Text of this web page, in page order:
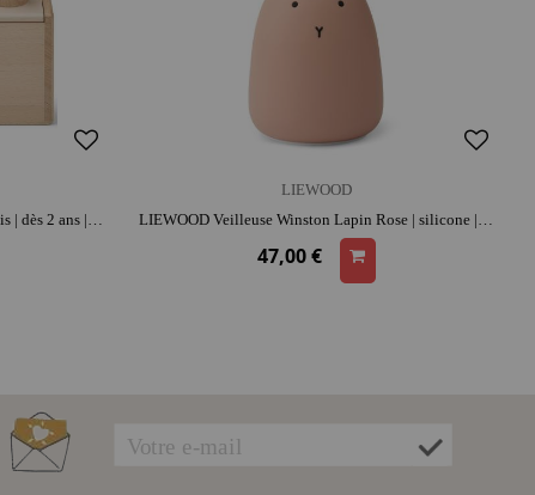
LIEWOOD
47,00 €